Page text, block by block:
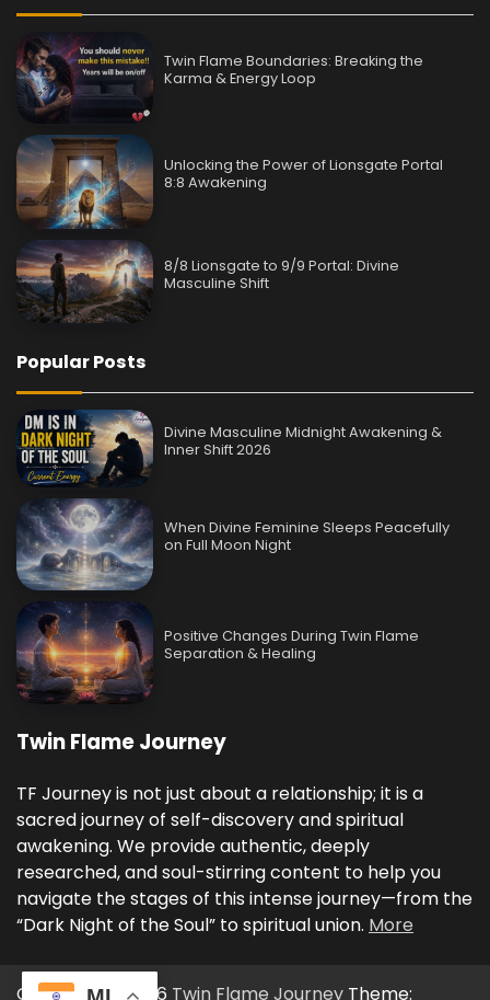
Twin Flame Boundaries: Breaking the
Karma & Energy Loop
Unlocking the Power of Lionsgate Portal
8:8 Awakening
8/8 Lionsgate to 9/9 Portal: Divine
Masculine Shift
Popular Posts
Divine Masculine Midnight Awakening &
Inner Shift 2026
When Divine Feminine Sleeps Peacefully
on Full Moon Night
Positive Changes During Twin Flame
Separation & Healing
Twin Flame Journey
TF Journey is not just about a relationship; it is a
sacred journey of self-discovery and spiritual
awakening. We provide authentic, deeply
researched, and soul-stirring content to help you
navigate the stages of this intense journey—from the
“Dark Night of the Soul” to spiritual union. More
Copyright © 2026 Twin Flame Journey Theme: